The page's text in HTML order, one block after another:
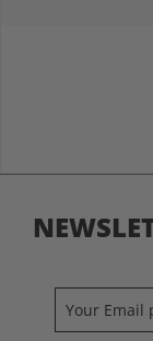
Average rating of